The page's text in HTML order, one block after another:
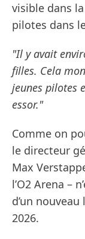
visible dans
pilotes dans
"Il y avait
filles. Cela
jeunes pilotes
essor."
Comme on
le directeur
Max
l’O2 Arena –
d’un
2026.